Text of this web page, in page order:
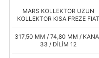
MARS KOLLEKTOR UZUN
KOLLEKTOR KISA FREZE FIAT
317,50 MM / 74,80 MM /
33 / DİLİM 12